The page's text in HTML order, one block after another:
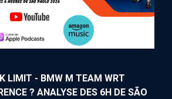
LIMIT - BMW M TEAM WRT
? ANALYSE DES 6H DE SÃO